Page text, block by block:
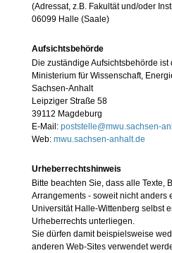
(Adressat, z.B. Fakultät und/oder
06099 Halle (Saale)
Aufsichtsbehörde
Die zuständige Aufsichtsbehörde ist
Ministerium für Wissenschaft,
Sachsen-Anhalt
Leipziger Straße 58
39112 Magdeburg
E-Mail: poststelle@mwu.sachsen-
Web: mwu.sachsen-anhalt.de
Urheberrechtshinweis
Bitte beachten Sie, dass alle Texte,
Arrangements - soweit nicht anders
Universität Halle-Wittenberg selbst
Urheberrechts unterliegen.
Sie dürfen damit beispielsweise
anderen Web-Sites verwendet